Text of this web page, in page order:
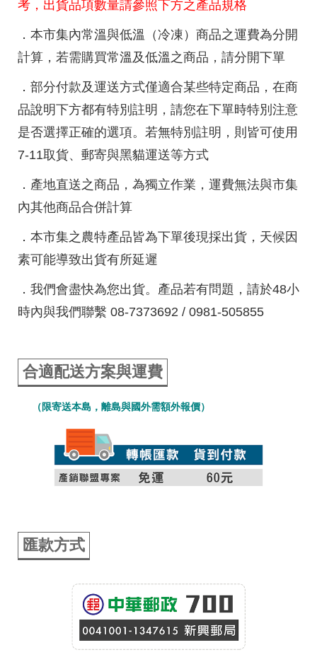
考，出貨品項數量請參照下方之產品規格
．本市集內常溫與低溫（冷凍）商品之運費為分開
計算，若需購買常溫及低溫之商品，請分開下單
．部分付款及運送方式僅適合某些特定商品，在商
品說明下方都有特別註明，請您在下單時特別注意
是否選擇正確的選項。若無特別註明，則皆可使用
7-11取貨、郵寄與黑貓運送等方式
．產地直送之商品，為獨立作業，運費無法與市集
內其他商品合併計算
．本市集之農特產品皆為下單後現採出貨，天候因
素可能導致出貨有所延遲
．我們會盡快為您出貨。產品若有問題，請於48小
時內與我們聯繫 08-7373692 / 0981-505855
合適配送方案與運費
（限寄送本島，離島與國外需額外報價）
匯款方式